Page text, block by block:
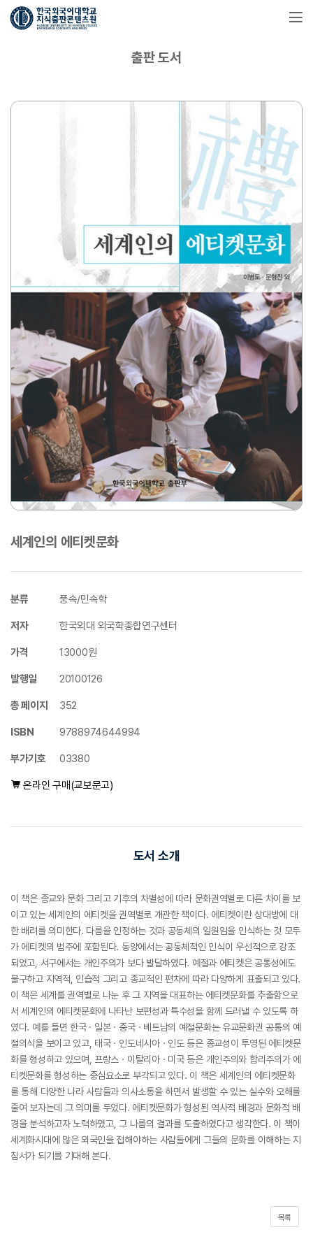
출판 도서
세계인의 에티켓문화
분류 풍속/민속학
저자 한국외대 외국학종합연구센터
가격 13000원
발행일 20100126
총 페이지 352
ISBN 9788974644994
부가기호 03380
온라인 구매(교보문고)
도서 소개
이 책은 종교와 문화 그리고 기후의 차별성에 따라 문화권역별로 다른 차이를 보
이고 있는 세계인의 에티켓을 권역별로 개관한 책이다. 에티켓이란 상대방에 대
한 배려를 의미한다. 다름을 인정하는 것과 공동체의 일원임을 인식하는 것 모두
가 에티켓의 범주에 포함된다. 동양에서는 공동체적인 인식이 우선적으로 강조
되었고, 서구에서는 개인주의가 보다 발달하였다. 예절과 에티켓은 공통성에도
불구하고 지역적, 인습적 그리고 종교적인 편차에 따라 다양하게 표출되고 있다.
이 책은 세계를 권역별로 나눈 후 그 지역을 대표하는 에티켓문화를 추출함으로
서 세계인의 에티켓문화에 나타난 보편성과 특수성을 함께 드러낼 수 있도록 하
였다. 예를 들면 한국ㆍ일본ㆍ중국ㆍ베트남의 예절문화는 유교문화권 공통의 예
절의식을 보이고 있고, 태국ㆍ인도네시아ㆍ인도 등은 종교성이 투영된 에티켓문
화를 형성하고 있으며, 프랑스ㆍ이탈리아ㆍ미국 등은 개인주의와 합리주의가 에
티켓문화를 형성하는 중심요소로 부각되고 있다. 이 책은 세계인의 에티켓문화
를 통해 다양한 나라 사람들과 의사소통을 하면서 발생할 수 있는 실수와 오해를
줄여 보자는데 그 의미를 두었다. 에티켓문화가 형성된 역사적 배경과 문화적 배
경을 분석하고자 노력하였고, 그 나름의 결과를 도출하였다고 생각한다. 이 책이
세계화시대에 많은 외국인을 접해야하는 사람들에게 그들의 문화를 이해하는 지
침서가 되기를 기대해 본다.
목록